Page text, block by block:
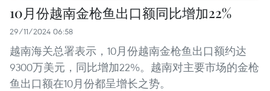
10月份越南金枪鱼出口额同比增加22%
29/11/2024 06:58
越南海关总署表示，10月份越南金枪鱼出口额约达
9300万美元，同比增加22%。越南对主要市场的金枪
鱼出口额在10月份都呈增长之势。